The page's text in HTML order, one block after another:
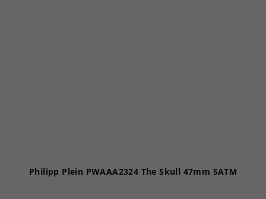
Philipp Plein PWAAA2324 The Skull 47mm 5ATM